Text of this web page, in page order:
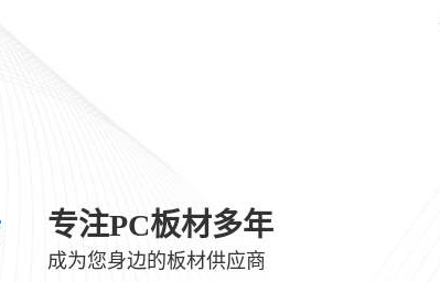
专注PC板材多年
成为您身边的板材供应商